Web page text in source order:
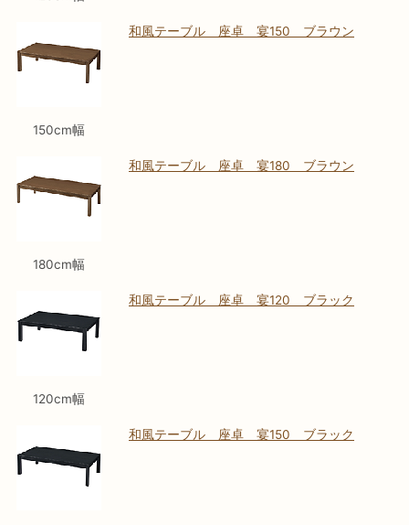
150cm幅
和風テーブル 座卓 宴150 ブラウン
180cm幅
和風テーブル 座卓 宴180 ブラウン
120cm幅
和風テーブル 座卓 宴120 ブラック
和風テーブル 座卓 宴150 ブラック